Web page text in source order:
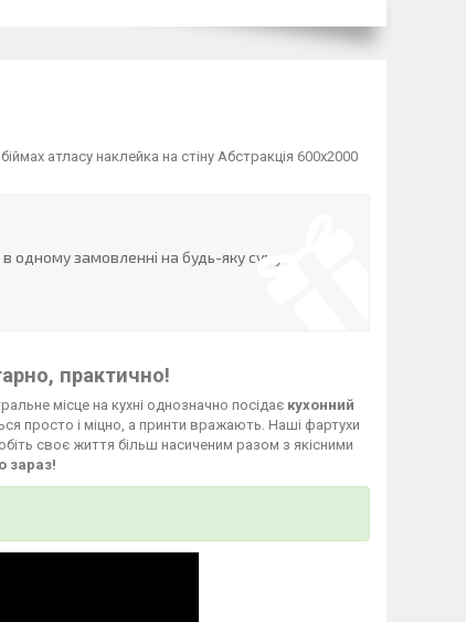
атласу наклейка на стіну Абстракція 600х2000
замовленні на будь-яку суму
практично!
місце на кухні однозначно посідає кухонний
просто і міцно, а принти вражають. Наші фартухи
своє життя більш насиченим разом з якісними
зараз!